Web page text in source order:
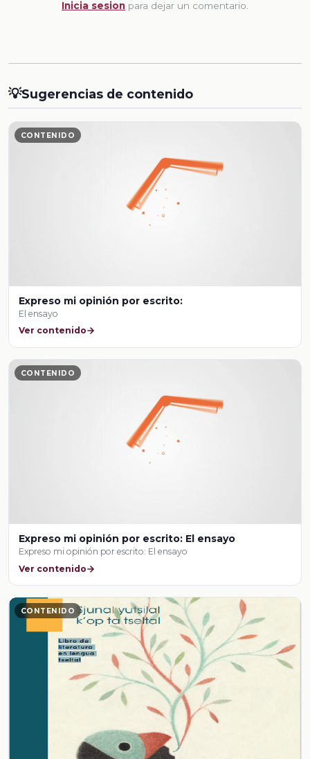
Inicia sesion para dejar un comentario.
💡Sugerencias de contenido
CONTENIDO
Expreso mi opinión por escrito:
El ensayo
Ver contenido
CONTENIDO
Expreso mi opinión por escrito: El ensayo
Expreso mi opinión por escrito: El ensayo
Ver contenido
CONTENIDO